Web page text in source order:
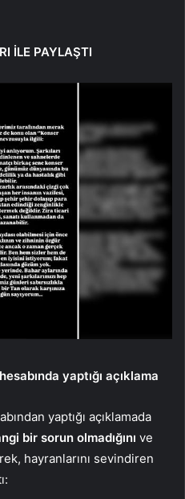
İLE PAYLAŞTI
yaptığı açıklama
yaptığı açıklamada
bir sorun olmadığını ve
hayranlarını sevindiren